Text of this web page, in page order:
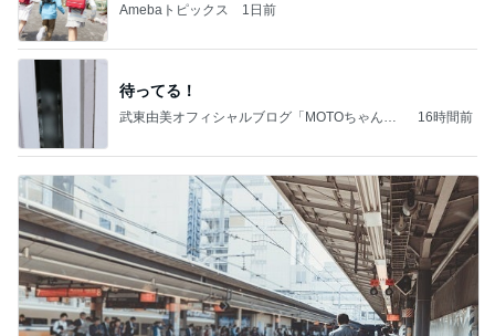
Amebaトピックス 1日前
待ってる！
武東由美オフィシャルブログ「MOTOちゃんと
16時間前